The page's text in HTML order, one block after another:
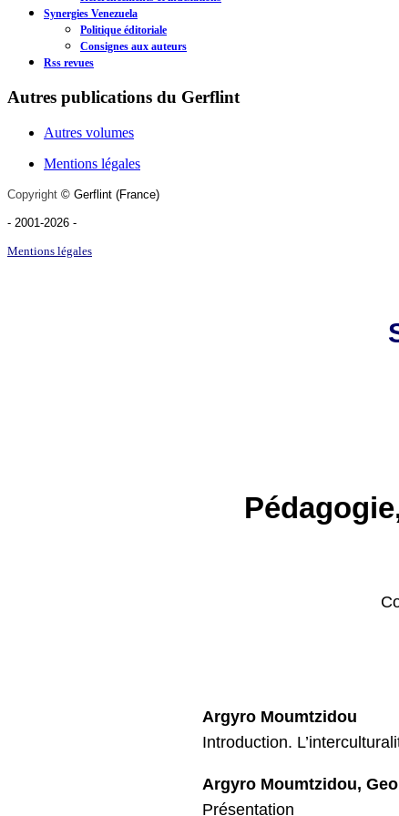
Synergies Venezuela
Politique éditoriale
Consignes aux auteurs
Rss revues
Autres publications du Gerflint
Autres volumes
Mentions légales
Copyright © Gerflint (France)
- 2001-2026 -
Mentions légales
Argyro Moumtzidou
Introduction.
Argyro Moumtzidou,
Présentation